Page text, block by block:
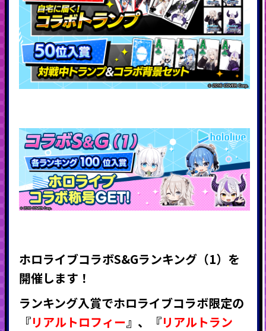
ホロライブコラボS&Gランキング（1） を
開催します！
ランキング入賞でホロライブコラボ限定の
『リアルトロフィー』 、 『リアルトラン